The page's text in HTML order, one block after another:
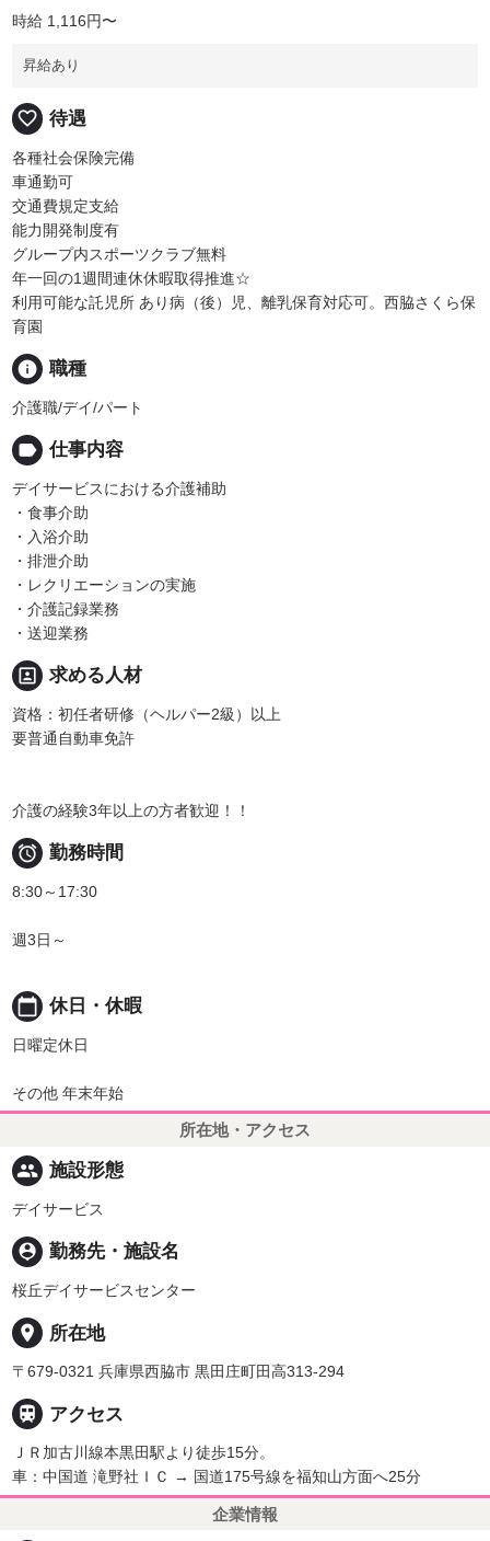
時給 1,116円〜
昇給あり
favorite_border 待遇
各種社会保険完備
車通勤可
交通費規定支給
能力開発制度有
グループ内スポーツクラブ無料
年一回の1週間連休休暇取得推進☆
利用可能な託児所 あり病（後）児、離乳保育対応可。西脇さくら保
育園
info 職種
介護職/デイ/パート
label 仕事内容
デイサービスにおける介護補助
・食事介助
・入浴介助
・排泄介助
・レクリエーションの実施
・介護記録業務
・送迎業務
portrait 求める人材
資格：初任者研修（ヘルパー2級）以上
要普通自動車免許
介護の経験3年以上の方者歓迎！！
 勤務時間
8:30～17:30
週3日～
calendar_today 休日・休暇
日曜定休日
その他 年末年始
所在地・アクセス
people 施設形態
デイサービス
person_pin 勤務先・施設名
桜丘デイサービスセンター
place 所在地
〒679-0321 兵庫県西脇市 黒田庄町田高313-294
 アクセス
ＪＲ加古川線本黒田駅より徒歩15分。
車：中国道 滝野社ＩＣ → 国道175号線を福知山方面へ25分
企業情報